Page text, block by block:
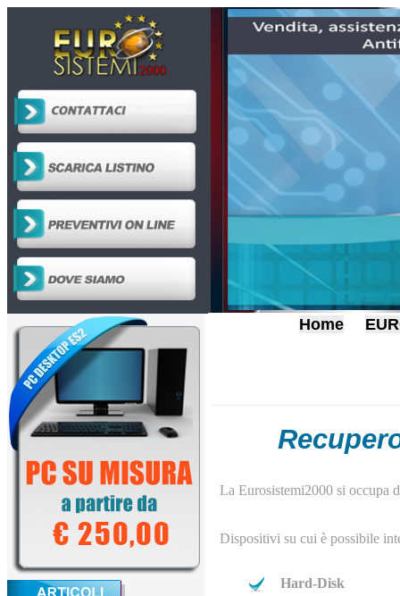
Home
La Eurosistemi2000 si occupa
Dispositivi su cui è possibile
Hard-Disk